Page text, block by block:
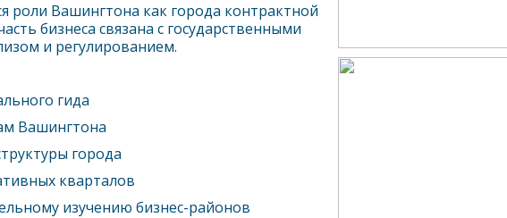
роли Вашингтона как города контрактной
бизнеса связана с государственными
и регулированием.
гида
Вашингтона
города
кварталов
изучению бизнес-районов